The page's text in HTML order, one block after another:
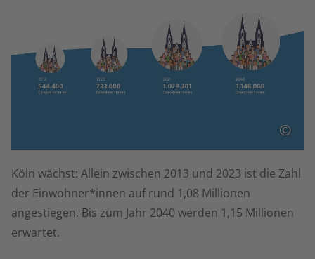
©
Köln wächst: Allein zwischen 2013 und 2023 ist die Zahl
der Einwohner*innen auf rund 1,08 Millionen
angestiegen. Bis zum Jahr 2040 werden 1,15 Millionen
erwartet.